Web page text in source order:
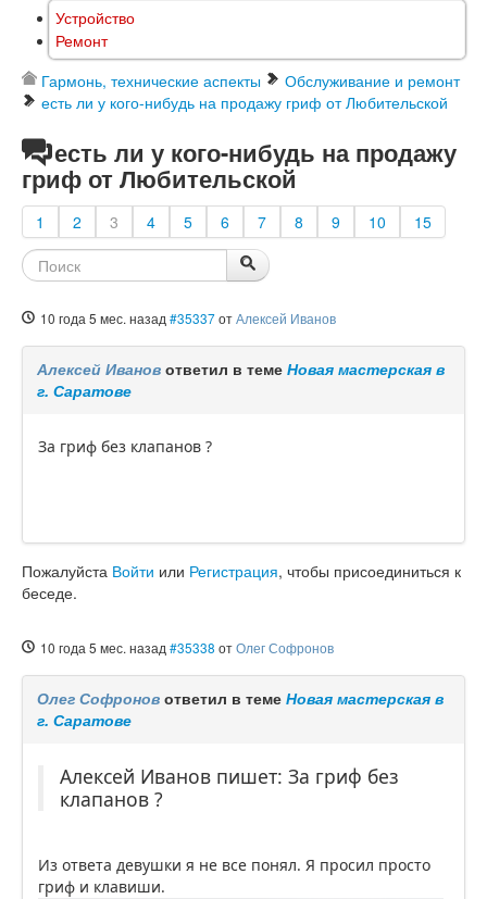
Устройство
Ремонт
Гармонь, технические аспекты
Обслуживание и ремонт
есть ли у кого-нибудь на продажу гриф от Любительской
есть ли у кого-нибудь на продажу
гриф от Любительской
1 2 3 4 5 6 7 8 9 10 15
10 года 5 мес. назад #35337отАлексей Иванов
Алексей Иванов ответил в теме Новая мастерская в
г. Саратове
За гриф без клапанов ?
Пожалуйста Войти или Регистрация, чтобы присоединиться к
беседе.
10 года 5 мес. назад #35338 отОлег Софронов
Олег Софронов ответил в теме Новая мастерская в
г. Саратове
Алексей Иванов пишет: За гриф без
клапанов ?
Из ответа девушки я не все понял. Я просил просто
гриф и клавиши.